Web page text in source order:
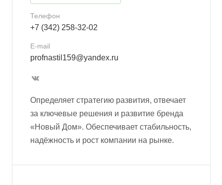
Телефон
+7 (342) 258-32-02
E-mail
profnastil159@yandex.ru
Определяет стратегию развития, отвечает
за ключевые решения и развитие бренда
«Новый Дом». Обеспечивает стабильность,
надёжность и рост компании на рынке.